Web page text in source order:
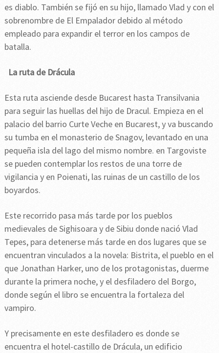
es diablo. También se fijó en su hijo, llamado Vlad y con el
sobrenombre de El Empalador debido al método
empleado para expandir el terror en los campos de
batalla.
La ruta de Drácula
Esta ruta asciende desde Bucarest hasta Transilvania
para seguir las huellas del hijo de Dracul. Empieza en el
palacio del barrio Curte Veche en Bucarest, y va buscando
su tumba en el monasterio de Snagov, levantado en una
pequeña isla del lago del mismo nombre. en Targoviste
se pueden contemplar los restos de una torre de
vigilancia y en Poienati, las ruinas de un castillo de los
boyardos.
Este recorrido pasa más tarde por los pueblos
medievales de Sighisoara y de Sibiu donde nació Vlad
Tepes, para detenerse más tarde en dos lugares que se
encuentran vinculados a la novela: Bistrita, el pueblo en el
que Jonathan Harker, uno de los protagonistas, duerme
durante la primera noche, y el desfiladero del Borgo,
donde según el libro se encuentra la fortaleza del
vampiro.
Y precisamente en este desfiladero es donde se
encuentra el hotel-castillo de Drácula, un edificio